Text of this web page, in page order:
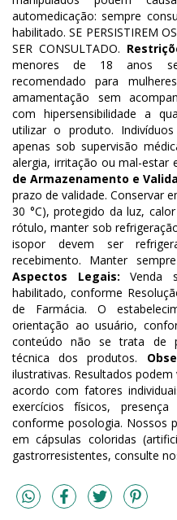
automedicação: sempre
habilitado. SE PERSISTIREM
SER CONSULTADO.
menores de 18 anos
recomendado para
amamentação sem
com hipersensibilidade a
utilizar o produto.
apenas sob supervisão
alergia, irritação ou mal-estar
de Armazenamento e
prazo de validade. Conservar
30 °C), protegido da luz,
rótulo, manter sob
isopor devem ser
recebimento. Manter
Aspectos Legais: Venda
habilitado, conforme
de Farmácia. O
orientação ao usuário,
conteúdo não se trata de
técnica dos produtos.
ilustrativas. Resultados
acordo com fatores
exercícios físicos,
conforme posologia. Nossos
em cápsulas coloridas
gastrorresistentes, consulte